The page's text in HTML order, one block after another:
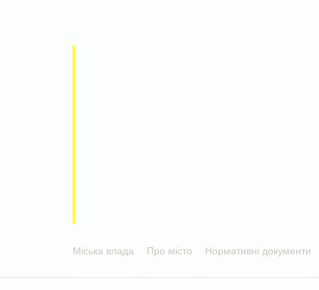
Міська влада Про місто Нормативні документи